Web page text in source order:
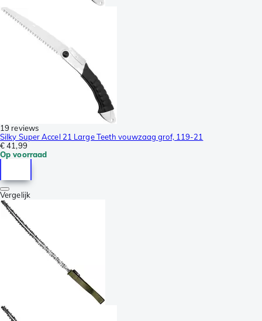
19 reviews
Silky Super Accel 21 Large Teeth vouwzaag grof, 119-21
€ 41,99
Op voorraad
Vergelijk